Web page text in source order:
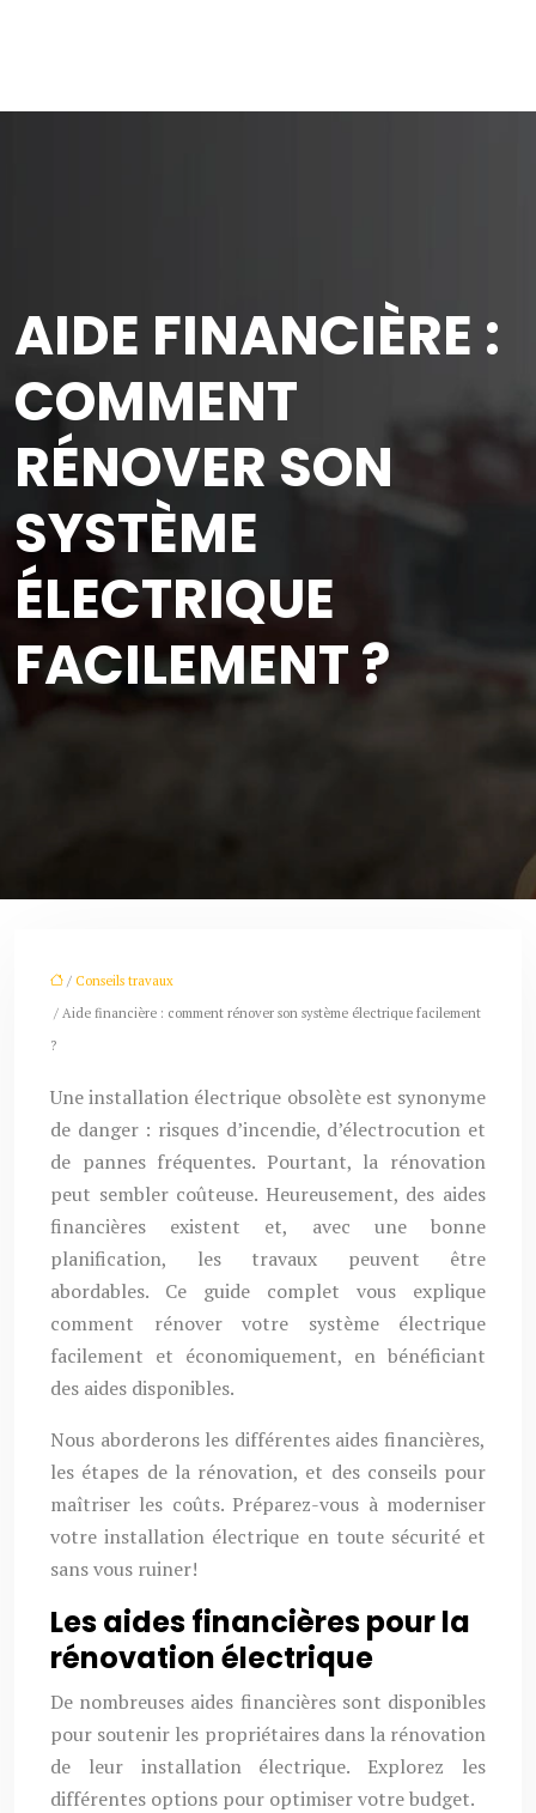
AIDE FINANCIÈRE :
COMMENT
RÉNOVER SON
SYSTÈME
ÉLECTRIQUE
FACILEMENT ?
/ Conseils travaux
/ Aide financière : comment rénover son système électrique facilement
?
Une installation électrique obsolète est synonyme
de danger : risques d’incendie, d’électrocution et
de pannes fréquentes. Pourtant, la rénovation
peut sembler coûteuse. Heureusement, des aides
financières existent et, avec une bonne
planification, les travaux peuvent être
abordables. Ce guide complet vous explique
comment rénover votre système électrique
facilement et économiquement, en bénéficiant
des aides disponibles.
Nous aborderons les différentes aides financières,
les étapes de la rénovation, et des conseils pour
maîtriser les coûts. Préparez-vous à moderniser
votre installation électrique en toute sécurité et
sans vous ruiner!
Les aides financières pour la
rénovation électrique
De nombreuses aides financières sont disponibles
pour soutenir les propriétaires dans la rénovation
de leur installation électrique. Explorez les
différentes options pour optimiser votre budget.